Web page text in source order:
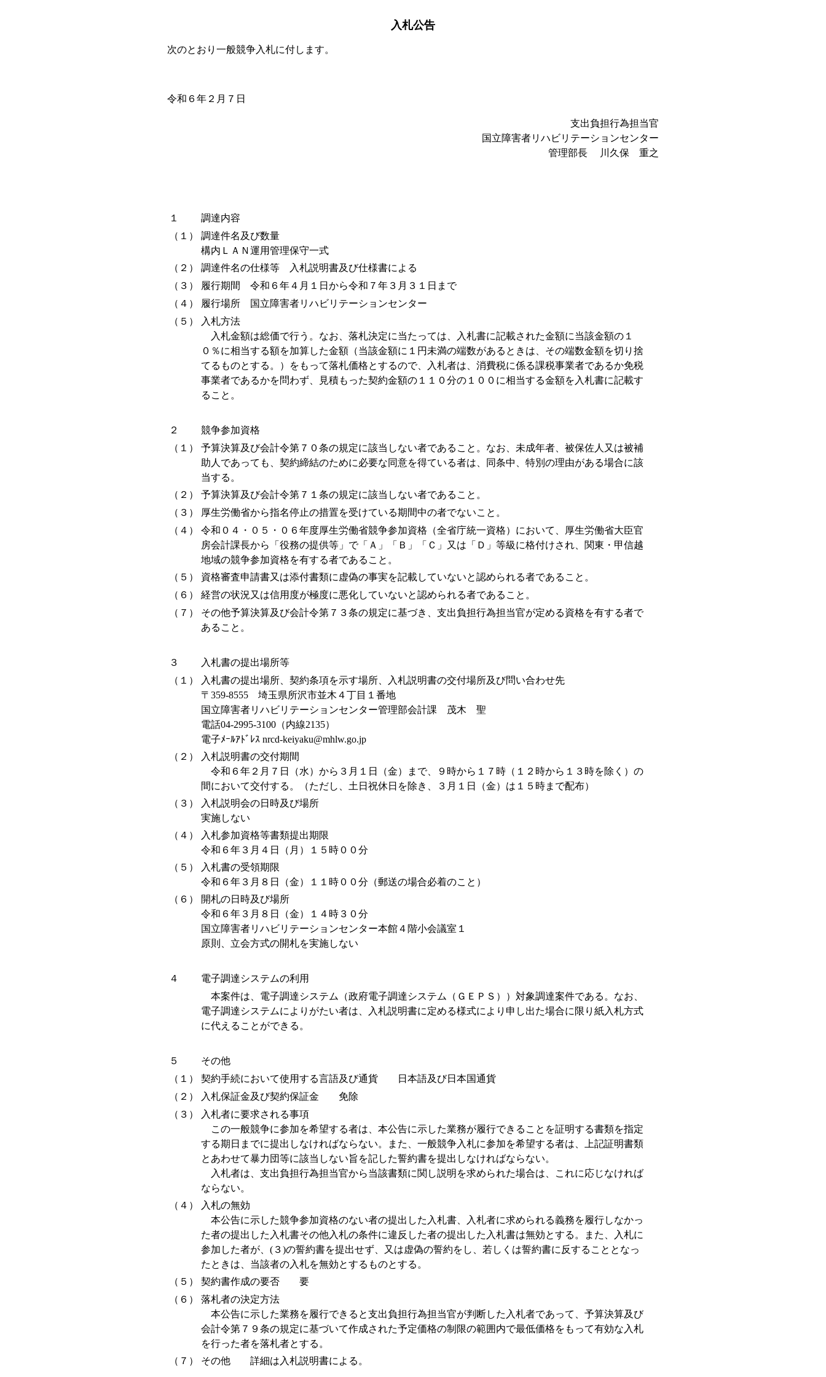
入札公告
次のとおり一般競争入札に付します。
令和６年２月７日
支出負担行為担当官
国立障害者リハビリテーションセンター
管理部長 川久保 重之
１
調達内容
（１）
調達件名及び数量
構内ＬＡＮ運用管理保守一式
（２）
調達件名の仕様等 入札説明書及び仕様書による
（３）
履行期間 令和６年４月１日から令和７年３月３１日まで
（４）
履行場所 国立障害者リハビリテーションセンター
（５）
入札方法
入札金額は総価で行う。なお、落札決定に当たっては、入札書に記載された金額に当該金額の１
０％に相当する額を加算した金額（当該金額に１円未満の端数があるときは、その端数金額を切り捨
てるものとする。）をもって落札価格とするので、入札者は、消費税に係る課税事業者であるか免税
事業者であるかを問わず、見積もった契約金額の１１０分の１００に相当する金額を入札書に記載す
ること。
２
競争参加資格
（１）
予算決算及び会計令第７０条の規定に該当しない者であること。なお、未成年者、被保佐人又は被補
助人であっても、契約締結のために必要な同意を得ている者は、同条中、特別の理由がある場合に該
当する。
（２）
予算決算及び会計令第７１条の規定に該当しない者であること。
（３）
厚生労働省から指名停止の措置を受けている期間中の者でないこと。
（４）
令和０４・０５・０６年度厚生労働省競争参加資格（全省庁統一資格）において、厚生労働省大臣官
房会計課長から「役務の提供等」で「Ａ」「Ｂ」「Ｃ」又は「Ｄ」等級に格付けされ、関東・甲信越
地域の競争参加資格を有する者であること。
（５）
資格審査申請書又は添付書類に虚偽の事実を記載していないと認められる者であること。
（６）
経営の状況又は信用度が極度に悪化していないと認められる者であること。
（７）
その他予算決算及び会計令第７３条の規定に基づき、支出負担行為担当官が定める資格を有する者で
あること。
３
入札書の提出場所等
（１）
入札書の提出場所、契約条項を示す場所、入札説明書の交付場所及び問い合わせ先
〒359-8555 埼玉県所沢市並木４丁目１番地
国立障害者リハビリテーションセンター管理部会計課 茂木 聖
電話04-2995-3100（内線2135）
電子ﾒｰﾙｱﾄﾞﾚｽ nrcd-keiyaku@mhlw.go.jp
（２）
入札説明書の交付期間
令和６年２月７日（水）から３月１日（金）まで、９時から１７時（１２時から１３時を除く）の
間において交付する。（ただし、土日祝休日を除き、３月１日（金）は１５時まで配布）
（３）
入札説明会の日時及び場所
実施しない
（４）
入札参加資格等書類提出期限
令和６年３月４日（月）１５時００分
（５）
入札書の受領期限
令和６年３月８日（金）１１時００分（郵送の場合必着のこと）
（６）
開札の日時及び場所
令和６年３月８日（金）１４時３０分
国立障害者リハビリテーションセンター本館４階小会議室１
原則、立会方式の開札を実施しない
４
電子調達システムの利用
本案件は、電子調達システム（政府電子調達システム（ＧＥＰＳ））対象調達案件である。なお、
電子調達システムによりがたい者は、入札説明書に定める様式により申し出た場合に限り紙入札方式
に代えることができる。
５
その他
（１）
契約手続において使用する言語及び通貨 日本語及び日本国通貨
（２）
入札保証金及び契約保証金 免除
（３）
入札者に要求される事項
この一般競争に参加を希望する者は、本公告に示した業務が履行できることを証明する書類を指定
する期日までに提出しなければならない。また、一般競争入札に参加を希望する者は、上記証明書類
とあわせて暴力団等に該当しない旨を記した誓約書を提出しなければならない。
入札者は、支出負担行為担当官から当該書類に関し説明を求められた場合は、これに応じなければ
ならない。
（４）
入札の無効
本公告に示した競争参加資格のない者の提出した入札書、入札者に求められる義務を履行しなかっ
た者の提出した入札書その他入札の条件に違反した者の提出した入札書は無効とする。また、入札に
参加した者が、(３)の誓約書を提出せず、又は虚偽の誓約をし、若しくは誓約書に反することとなっ
たときは、当該者の入札を無効とするものとする。
（５）
契約書作成の要否 要
（６）
落札者の決定方法
本公告に示した業務を履行できると支出負担行為担当官が判断した入札者であって、予算決算及び
会計令第７９条の規定に基づいて作成された予定価格の制限の範囲内で最低価格をもって有効な入札
を行った者を落札者とする。
（７）
その他 詳細は入札説明書による。